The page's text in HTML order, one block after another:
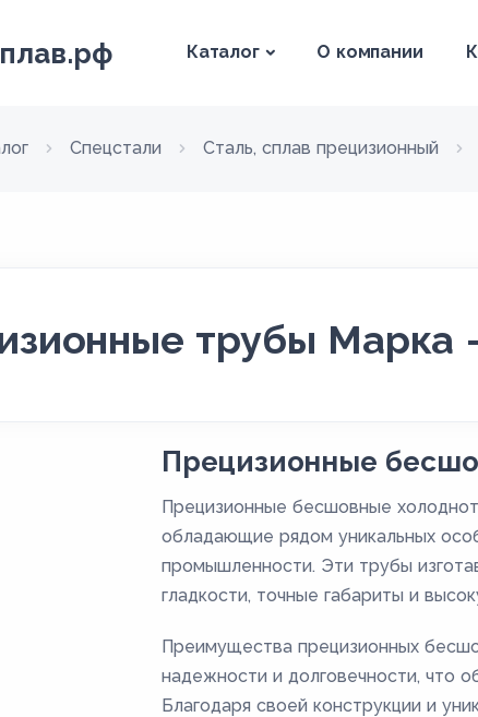
Каталог О компании
Спецстали Сталь, сплав прецизионный
трубы Марка
Прецизионные
Прецизионные бесшовные
обладающие рядом уникальных
промышленности. Эти трубы
гладкости, точные габариты и
Преимущества прецизионных
надежности и долговечности, что
Благодаря своей конструкции и